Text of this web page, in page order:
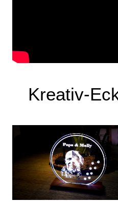
Kreativ-